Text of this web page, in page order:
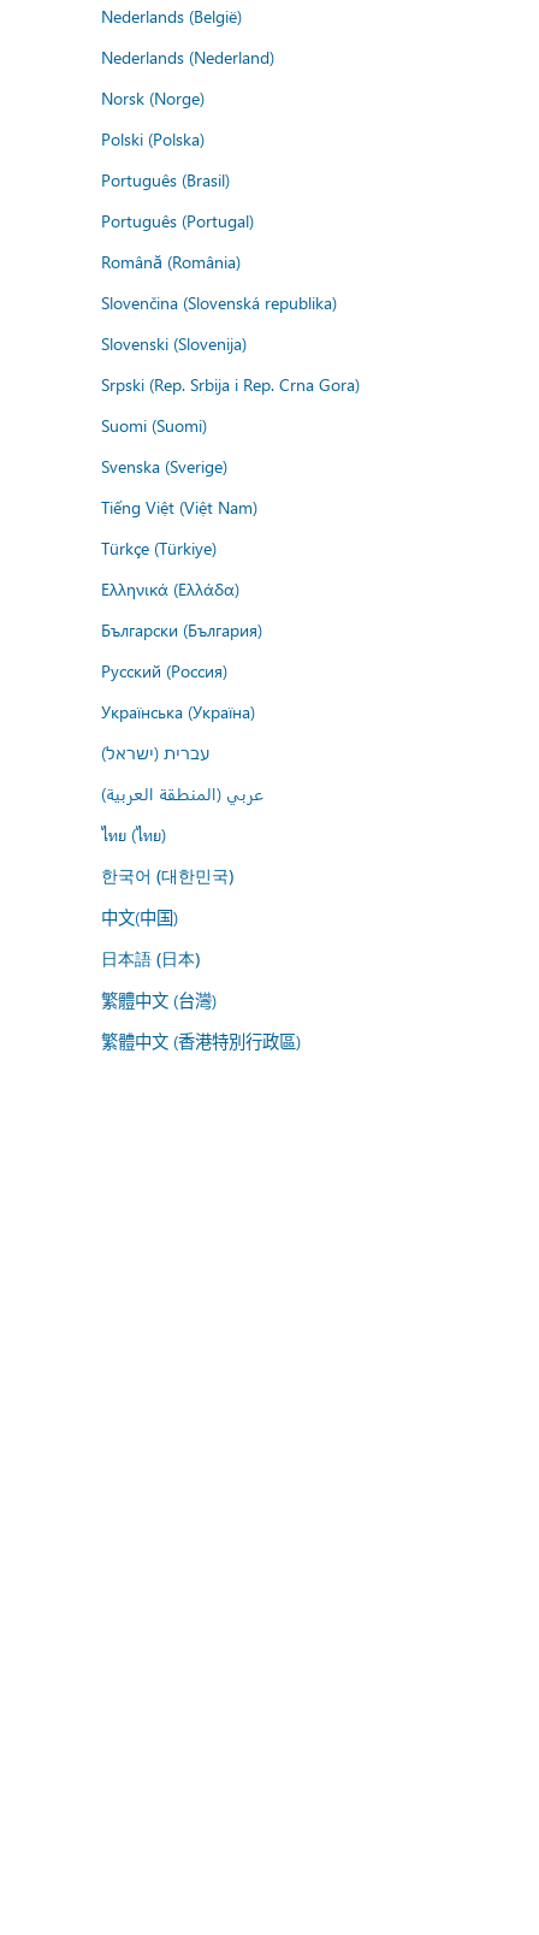
Nederlands (België)
Nederlands (Nederland)
Norsk (Norge)
Polski (Polska)
Português (Brasil)
Português (Portugal)
Română (România)
Slovenčina (Slovenská republika)
Slovenski (Slovenija)
Srpski (Rep. Srbija i Rep. Crna Gora)
Suomi (Suomi)
Svenska (Sverige)
Tiếng Việt (Việt Nam)
Türkçe (Türkiye)
Ελληνικά (Ελλάδα)
Български (България)
Русский (Россия)
Українська (Україна)
עברית (ישראל)
عربي (المنطقة العربية)
ไทย (ไทย)
한국어 (대한민국)
中文(中国)
日本語 (日本)
繁體中文 (台灣)
繁體中文 (香港特別行政區)